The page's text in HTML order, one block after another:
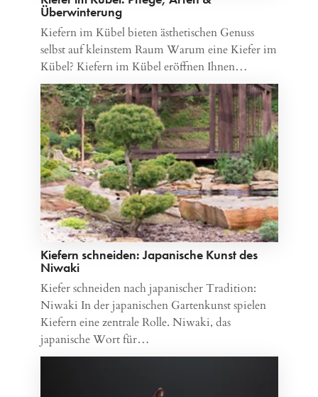
Überwinterung
Kiefern im Kübel bieten ästhetischen Genuss
selbst auf kleinstem Raum Warum eine Kiefer im
Kübel? Kiefern im Kübel eröffnen Ihnen…
Kiefern schneiden: Japanische Kunst des
Niwaki
Kiefer schneiden nach japanischer Tradition:
Niwaki In der japanischen Gartenkunst spielen
Kiefern eine zentrale Rolle. Niwaki, das
japanische Wort für…